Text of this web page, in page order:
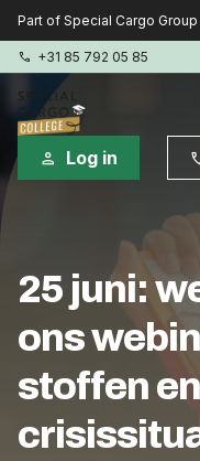
Part of Special Cargo Group
phone +31 85 792 05 85
person Log in
25 juni:
ons
stoffen
Special Cargo Group
Special Cargo
Isologic
Opleidingen